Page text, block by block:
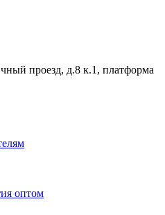
проезд, д.8 к.1, платформа
оптом